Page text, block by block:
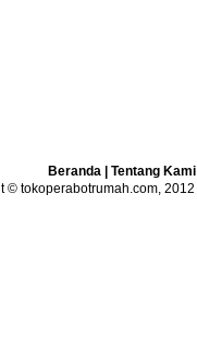
Beranda| Tentang Kami
© tokoperabotrumah.com,